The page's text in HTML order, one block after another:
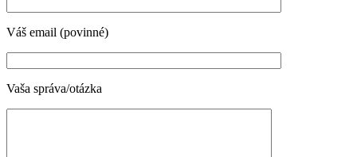
Váš email (povinné)
Vaša správa/otázka